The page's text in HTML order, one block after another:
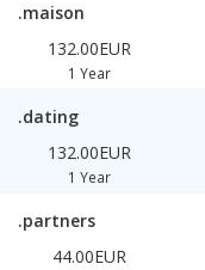
.maison
132.00EUR
1 Year
.dating
132.00EUR
1 Year
.partners
44.00EUR